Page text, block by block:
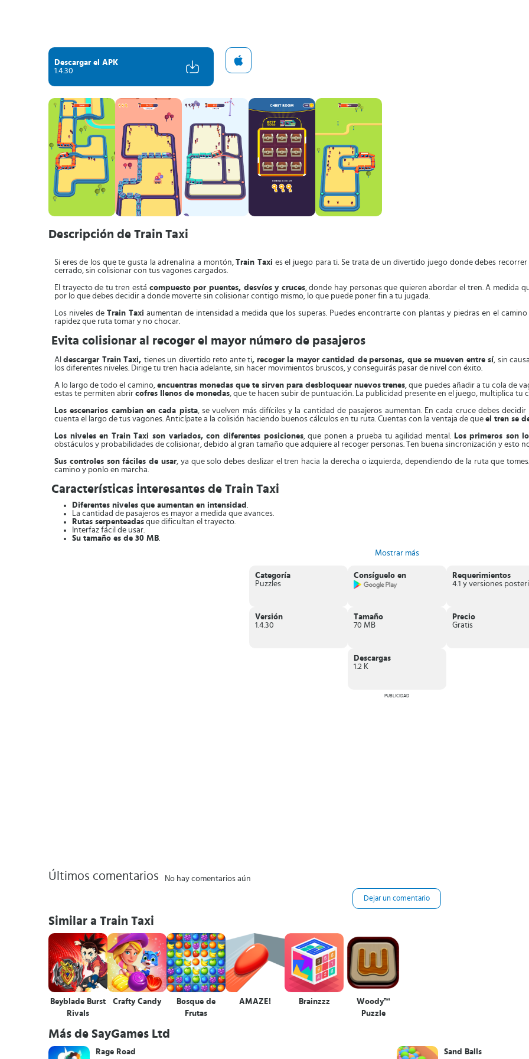
Descargar el APK
1.4.30
Descripción de Train Taxi
Si eres de los que te gusta la adrenalina a montón,Train Taxi es el juego para ti. Se trata de un divertido juego donde debes
cerrado, sin colisionar con tus vagones cargados.
El trayecto de tu tren está compuesto por puentes, desvíos y cruces, donde hay personas que quieren abordar el tren. A medida
por lo que debes decidir a donde moverte sin colisionar contigo mismo, lo que puede poner fin a tu jugada.
Los niveles de Train Taxi aumentan de intensidad a medida que los superas. Puedes encontrarte con plantas y piedras en el
rapidez que ruta tomar y no chocar.
Evita colisionar al recoger el mayor número de pasajeros
Aldescargar Train Taxi, tienes un divertido reto ante ti, recoger la mayor cantidad de personas, que se mueven entre sí, sin
los diferentes niveles. Dirige tu tren hacia adelante, sin hacer movimientos bruscos, y conseguirás pasar de nivel con éxito.
A lo largo de todo el camino, encuentras monedas que te sirven para desbloquear nuevos trenes, que puedes añadir a tu cola de
estas te permiten abrir cofres llenos de monedas, que te hacen subir de puntuación. La publicidad presente en el juego, multiplica tu
Los escenarios cambian en cada pista, se vuelven más difíciles y la cantidad de pasajeros aumentan. En cada cruce debes
cuenta el largo de tus vagones. Anticípate a la colisión haciendo buenos cálculos en tu ruta. Cuentas con la ventaja de que el tren se
Los niveles en Train Taxi son variados, con diferentes posiciones, que ponen a prueba tu agilidad mental. Los primeros son
obstáculos y probabilidades de colisionar, debido al gran tamaño que adquiere al recoger personas. Ten buena sincronización y esto
Sus controles son fáciles de usar, ya que solo debes deslizar el tren hacia la derecha o izquierda, dependiendo de la ruta que
camino y ponlo en marcha.
Características interesantes de Train Taxi
Diferentes niveles que aumentan en intensidad .
La cantidad de pasajeros es mayor a medida que avances.
Rutas serpenteadas que dificultan el trayecto.
Interfaz fácil de usar.
Su tamaño es de 30 MB.
, no dejes de recoger tus pasajeros y no colisiones. Experimenta la mejor
Mostrar más
Categoría
Puzzles
Consíguelo en
Requerimientos
Versión
1.4.30
Tamaño
70 MB
Precio
Gratis
Descargas
1.2 K
PUBLICIDAD
Últimos comentarios No hay comentarios aún
Dejar un comentario
Similar a Train Taxi
Beyblade Burst
Rivals
Crafty Candy
Bosque de
Frutas
AMAZE! Brainzzz
Woody™
Puzzle
Más de SayGames Ltd
Rage Road Sand Balls